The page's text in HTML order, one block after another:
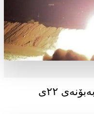
پەیامی سازمانی خەبات بەبۆنەی ۲۲ی